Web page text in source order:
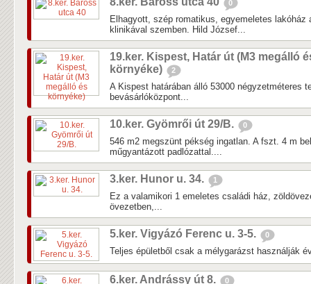
0
Elhagyott, szép romatikus, egyemeletes lakóház
klinikával szemben. Hild József...
19.ker. Kispest, Határ út (M3 megálló
környéke)
2
A Kispest határában álló 53000 négyzetméteres
bevásárlóközpont...
10.ker. Gyömrői út 29/B. 0
546 m2 megszünt pékség ingatlan. A fszt. 4 m
műgyantázott padlózattal....
3.ker. Hunor u. 34. 1
Ez a valamikori 1 emeletes családi ház,
övezetben,...
5.ker. Vigyázó Ferenc u. 3-5. 0
Teljes épületből csak a mélygarázst használják
6.ker. Andrássy út 8. 0